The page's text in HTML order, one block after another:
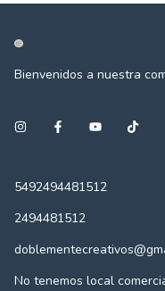
Bienvenidos a nuestra
5492494481512
2494481512
No tenemos local